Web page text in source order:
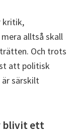
kritik,
alltså skall
Och trots
att politisk
särskilt
blivit ett